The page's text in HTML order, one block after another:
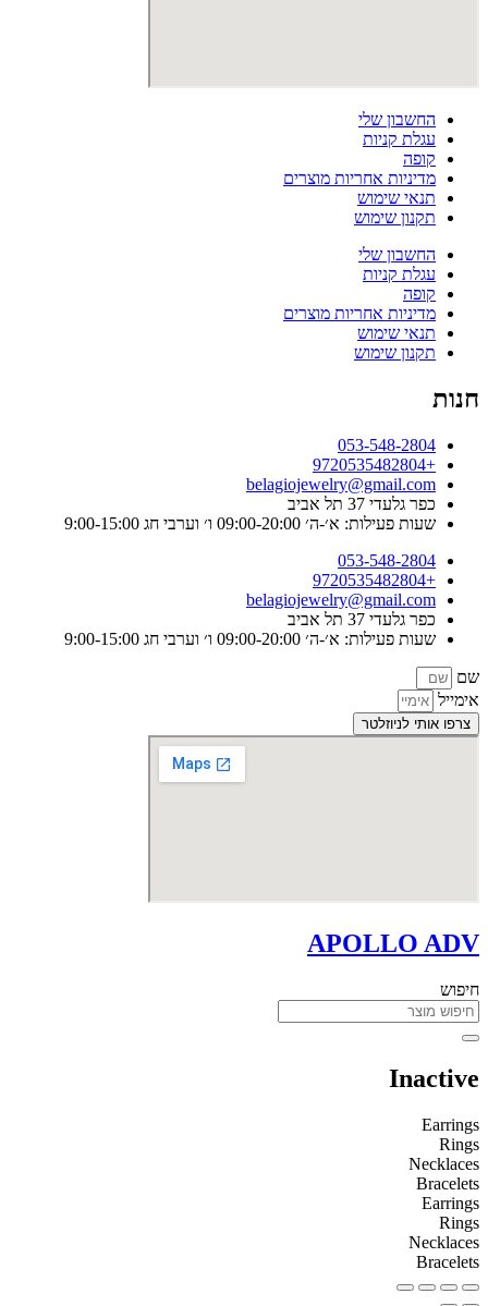
החשבון שלי
עגלת קניות
קופה
מדיניות אחריות מוצרים
תנאי שימוש
תקנון שימוש
החשבון שלי
עגלת קניות
קופה
מדיניות אחריות מוצרים
תנאי שימוש
תקנון שימוש
חנות
053-548-2804
+9720535482804
belagiojewelry@gmail.com
כפר גלעדי 37 תל אביב
שעות פעילות: א׳-ה׳ 09:00-20:00 ו׳ וערבי חג 9:00-15:00
053-548-2804
+9720535482804
belagiojewelry@gmail.com
כפר גלעדי 37 תל אביב
שעות פעילות: א׳-ה׳ 09:00-20:00 ו׳ וערבי חג 9:00-15:00
שם
אימייל
צרפו אותי לניוזלטר
APOLLO ADV
חיפוש
Inactive
Earrings
Rings
Necklaces
Bracelets
Earrings
Rings
Necklaces
Bracelets